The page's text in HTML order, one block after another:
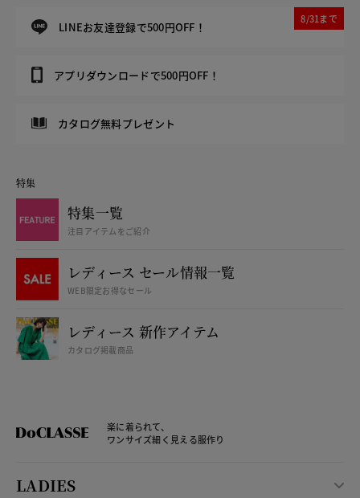
LINEお友達登録で500円OFF！
8/31まで
アプリダウンロードで500円OFF！
カタログ無料プレゼント
特集
特集一覧
注目アイテムをご紹介
レディース セール情報一覧
WEB限定お得なセール
レディース 新作アイテム
カタログ掲載商品
楽に着られて、
ワンサイズ細く見える服作り
LADIES